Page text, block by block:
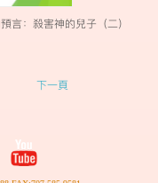
言：殺害神的兒子（二）
下一頁